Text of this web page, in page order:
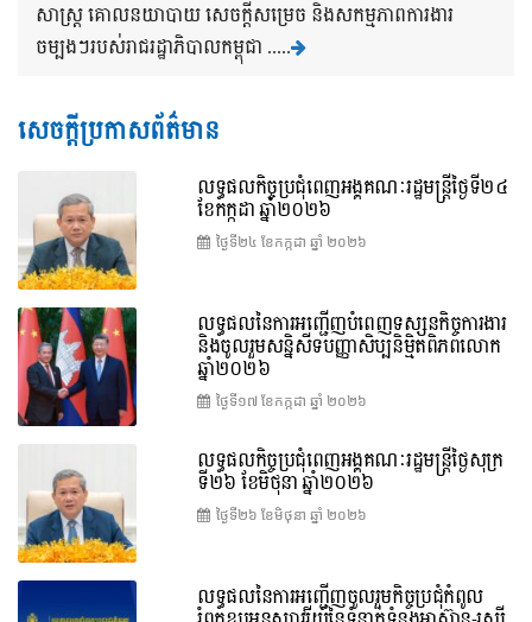
សាស្រ្ត គោលនយាបាយ សេចក្តីសម្រេច និងសកម្មភាពការងារ
ចម្បងៗរបស់រាជរដ្ឋាភិបាលកម្ពុជា .....
សេចក្តីប្រកាសព័ត៌មាន
លទ្ធផលកិច្ចប្រជុំពេញអង្គគណៈរដ្ឋមន្រ្តីថ្ងៃទី២៤
ខែកក្កដា ឆ្នាំ២០២៦
ថ្ងៃទី២៤ ខែ​កក្កដា ឆ្នាំ ២០២៦
លទ្ធផលនៃការអញ្ជើញបំពេញទស្សនកិច្ចការងារ
និងចូលរួមសន្និសីទបញ្ញាសិប្បនិម្មិតពិភពលោក
ឆ្នាំ២០២៦
ថ្ងៃទី១៧ ខែ​កក្កដា ឆ្នាំ ២០២៦
លទ្ធផលកិច្ចប្រជុំពេញអង្គគណៈរដ្ឋមន្រ្តីថ្ងៃសុក្រ
ទី២៦ ខែមិថុនា ឆ្នាំ២០២៦
ថ្ងៃទី២៦ ខែ​មិថុនា ឆ្នាំ ២០២៦
លទ្ធផលនៃការអញ្ជើញចូលរួមកិច្ចប្រជុំកំពូល